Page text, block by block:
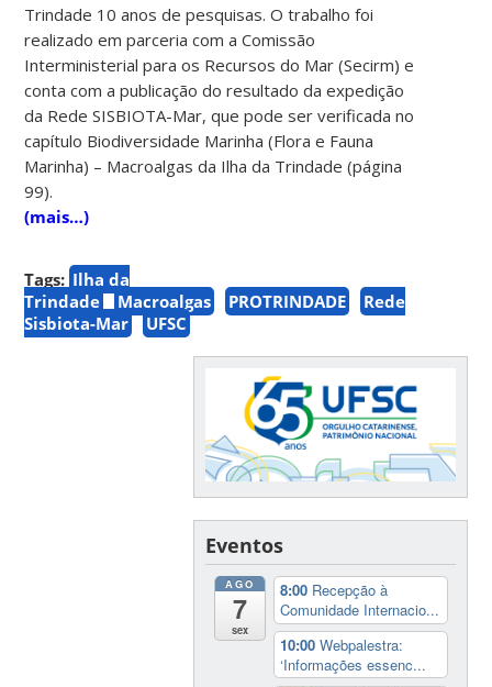
Trindade 10 anos de pesquisas. O trabalho foi
realizado em parceria com a Comissão
Interministerial para os Recursos do Mar (Secirm) e
conta com a publicação do resultado da expedição
da Rede SISBIOTA-Mar, que pode ser verificada no
capítulo Biodiversidade Marinha (Flora e Fauna
Marinha) – Macroalgas da Ilha da Trindade (página
99).
(mais…)
Tags: Ilha da
Trindade
Macroalgas PROTRINDADE
Rede
Sisbiota-Mar
UFSC
Eventos
AGO
7
sex
8:00 Recepção à
Comunidade Internacio...
10:00Webpalestra:
‘Informações essenc...